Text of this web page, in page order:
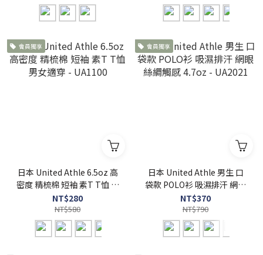
會員獨享
日本 United Athle 6.5oz 高
密度 精梳棉 短袖 素T T恤 男
女適穿 - UA1100
NT$280
NT$580
會員獨享
日本 United Athle 男生 口
袋款 POLO衫 吸濕排汗 網眼
絲綢觸感 4.7oz - UA2021
NT$370
NT$790